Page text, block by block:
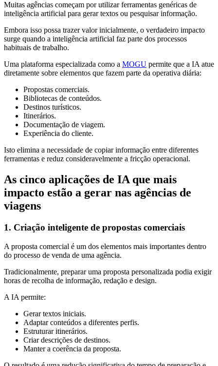
Muitas agências começam por utilizar ferramentas genéricas de
inteligência artificial para gerar textos ou pesquisar informação.
Embora isso possa trazer valor inicialmente, o verdadeiro impacto
surge quando a inteligência artificial faz parte dos processos
habituais de trabalho.
Uma plataforma especializada como a MOGU permite que a IA atue
diretamente sobre elementos que fazem parte da operativa diária:
Propostas comerciais.
Bibliotecas de conteúdos.
Destinos turísticos.
Itinerários.
Documentação de viagem.
Experiência do cliente.
Isto elimina a necessidade de copiar informação entre diferentes
ferramentas e reduz consideravelmente a fricção operacional.
As cinco aplicações de IA que mais
impacto estão a gerar nas agências de
viagens
1. Criação inteligente de propostas comerciais
A proposta comercial é um dos elementos mais importantes dentro
do processo de venda de uma agência.
Tradicionalmente, preparar uma proposta personalizada podia exigir
horas de recolha de informação, redação e design.
A IA permite:
Gerar textos iniciais.
Adaptar conteúdos a diferentes perfis.
Estruturar itinerários.
Criar descrições de destinos.
Manter a coerência da proposta.